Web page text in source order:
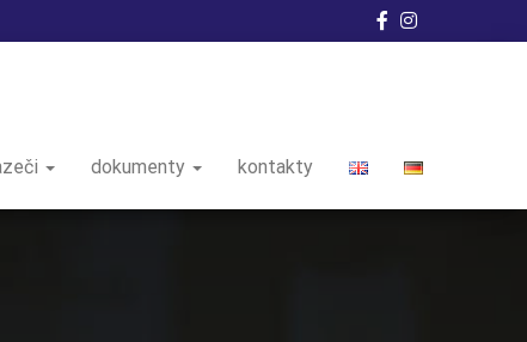
dokumenty kontakty